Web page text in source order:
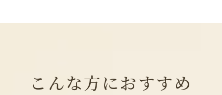
こんな方におすすめ